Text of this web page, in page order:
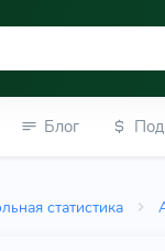
Блог
статистика